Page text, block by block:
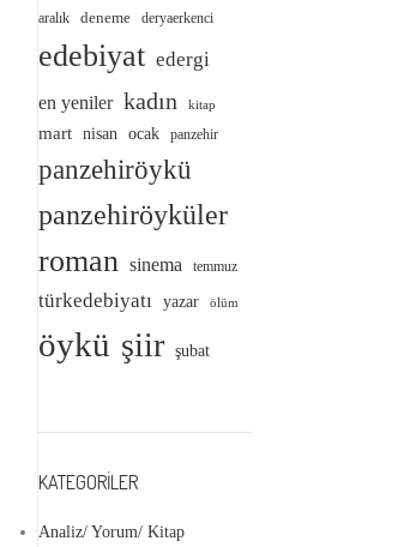
aralık deneme deryaerkenci
edebiyat edergi
en yeniler kadın kitap
mart nisan ocak panzehir
panzehiröykü
panzehiröyküler
roman sinema temmuz
türkedebiyatı yazar ölüm
öykü şiir şubat
KATEGORILER
Analiz/ Yorum/ Kitap